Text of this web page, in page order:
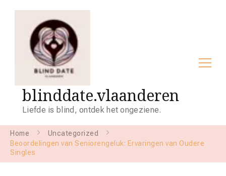
blinddate.vlaanderen
Liefde is blind, ontdek het ongeziene.
Home
Uncategorized
Beoordelingen van Seniorengeluk: Ervaringen van Oudere
Singles